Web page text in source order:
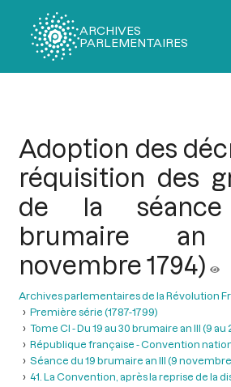
ARCHIVES
PARLEMENTAIRES
Adoption des
réquisition des
de la
brumaire
novembre 1794)
Archives parlementaires de la Révolution
Première série (1787-1799)
Tome CI - Du 19 au 30 brumaire an III (9
République française - Convention
Séance du 19 brumaire an III (9 novembre
41. La Convention, après la reprise de la